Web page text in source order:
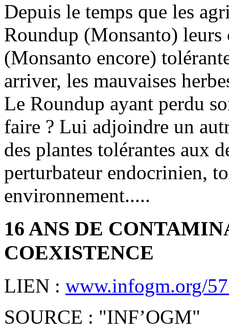
Depuis le temps que les
Roundup (Monsanto) leurs
(Monsanto encore)
arriver, les mauvaises
Le Roundup ayant perdu
faire ? Lui adjoindre un
des plantes tolérantes aux
perturbateur endocrinien,
environnement.....
16 ANS DE
COEXISTENCE
LIEN : www.infogm.org/
SOURCE : "INF’OGM"